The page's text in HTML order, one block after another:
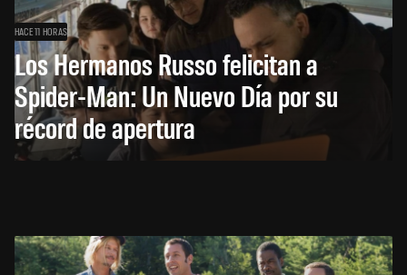
HACE 11 HORAS
Los Hermanos Russo felicitan a
Spider-Man: Un Nuevo Día por su
récord de apertura